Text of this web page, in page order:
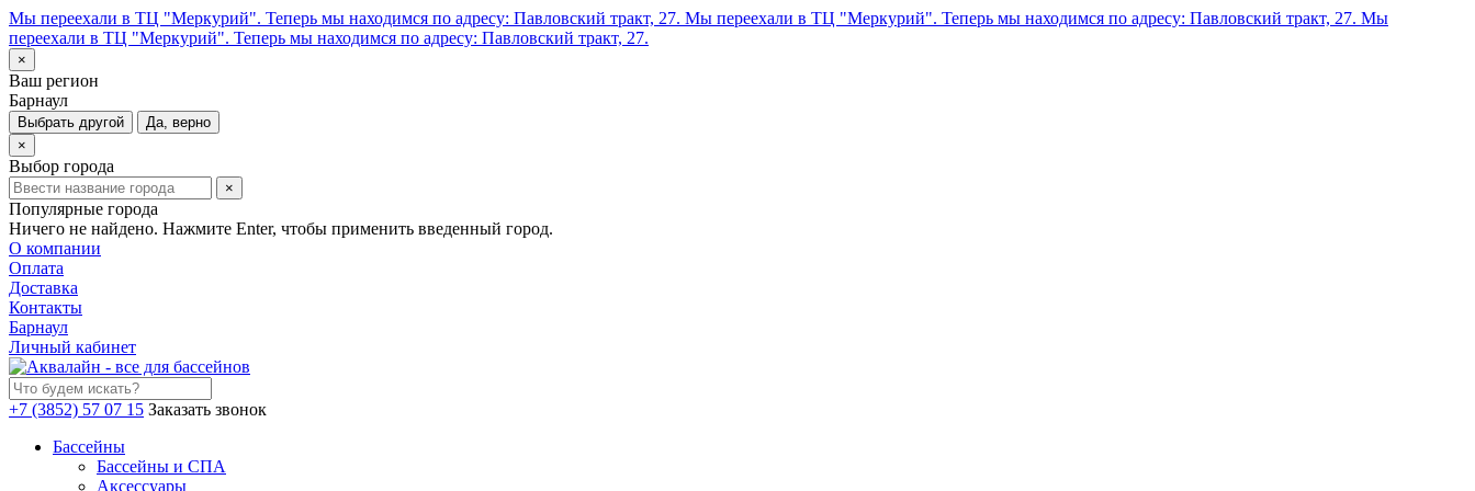
Мы переехали в ТЦ "Меркурий". Теперь мы находимся по адресу: Павловский тракт, 27. Мы переехали в ТЦ "Меркурий". Теперь мы находимся по адресу: Павловский тракт, 27. Мы
переехали в ТЦ "Меркурий". Теперь мы находимся по адресу: Павловский тракт, 27.
×
Ваш регион
Барнаул
Выбрать другой
Да, верно
×
Выбор города
×
Популярные города
Ничего не найдено. Нажмите Enter, чтобы применить введенный город.
О компании
Оплата
Доставка
Контакты
Барнаул
Личный кабинет
+7 (3852) 57 07 15 Заказать звонок
Бассейны
Бассейны и СПА
Аксессуары